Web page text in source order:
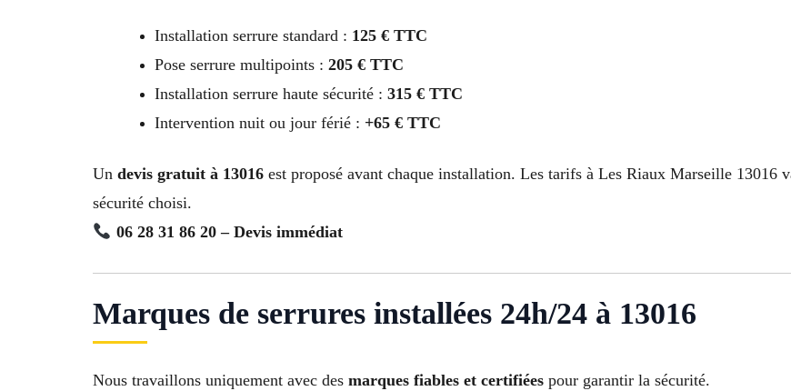
Installation serrure standard : 125 € TTC
Pose serrure multipoints : 205 € TTC
Installation serrure haute sécurité : 315 € TTC
Intervention nuit ou jour férié : +65 € TTC
Un devis gratuit à 13016 est proposé avant chaque installation. Les tarifs à Les Riaux Marseille 13016
sécurité choisi.
06 28 31 86 20 – Devis immédiat
Marques de serrures installées 24h/24 à 13016
Nous travaillons uniquement avec des marques fiables et certifiées pour garantir la sécurité.